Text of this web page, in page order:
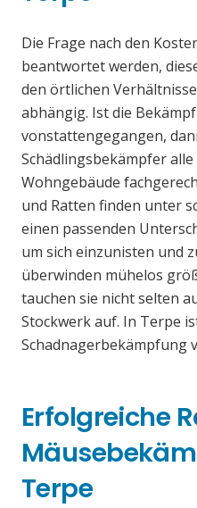
Die Frage nach den
beantwortet werden,
den örtlichen
abhängig. Ist die
vonstattengegangen,
Schädlingsbekämpfer
Wohngebäude
und Ratten finden unter
einen passenden
um sich einzunisten und
überwinden mühelos
tauchen sie nicht selten
Stockwerk auf. In Terpe
Schadnagerbekämpfung
Erfolgreiche
Terpe